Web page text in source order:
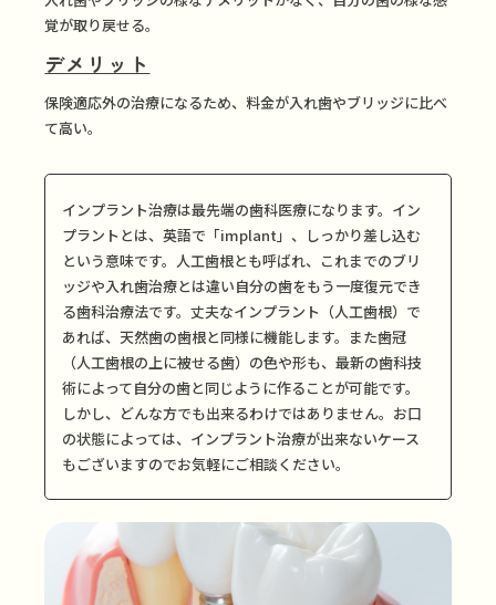
覚が取り戻せる。
デメリット
保険適応外の治療になるため、料金が入れ歯やブリッジに比べ
て高い。
インプラント治療は最先端の歯科医療になります。イン
プラントとは、英語で「implant」、しっかり差し込む
という意味です。人工歯根とも呼ばれ、これまでのブリ
ッジや入れ歯治療とは違い自分の歯をもう一度復元でき
る歯科治療法です。丈夫なインプラント（人工歯根）で
あれば、天然歯の歯根と同様に機能します。また歯冠
（人工歯根の上に被せる歯）の色や形も、最新の歯科技
術によって自分の歯と同じように作ることが可能です。
しかし、どんな方でも出来るわけではありません。お口
の状態によっては、インプラント治療が出来ないケース
もございますのでお気軽にご相談ください。